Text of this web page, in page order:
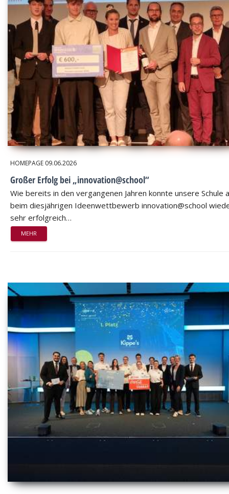
HOMEPAGE 09.06.2026
Großer Erfolg bei „innovation@school“
Wie bereits in den vergangenen Jahren konnte unsere Schule
beim diesjährigen Ideenwettbewerb innovation@school
sehr erfolgreich…
MEHR